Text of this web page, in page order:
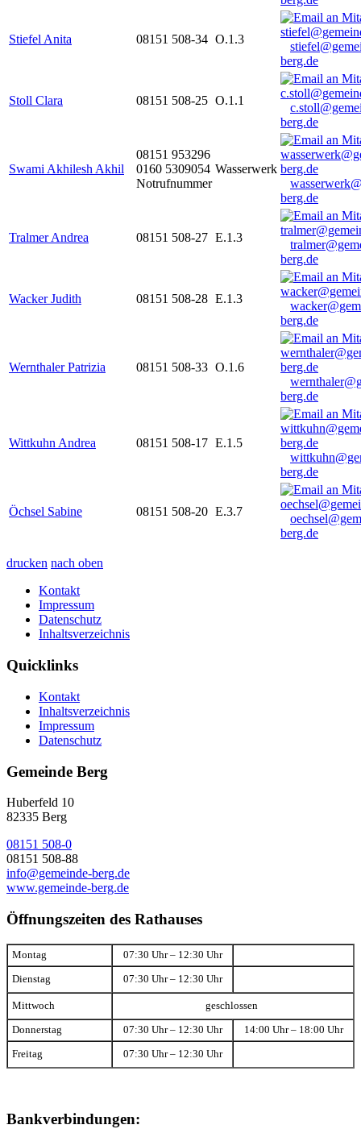
Stiefel Anita 08151 508-34 O.1.3
berg.de
Stoll Clara 08151 508-25 O.1.1
berg.de
Swami Akhilesh Akhil
08151 953296
0160 5309054
Notrufnummer
Wasserwerk
berg.de
Tralmer Andrea 08151 508-27 E.1.3
berg.de
Wacker Judith 08151 508-28 E.1.3
berg.de
Wernthaler Patrizia 08151 508-33 O.1.6
berg.de
Wittkuhn Andrea 08151 508-17 E.1.5
berg.de
Öchsel Sabine 08151 508-20 E.3.7
berg.de
drucken nach oben
Kontakt
Impressum
Datenschutz
Inhaltsverzeichnis
Quicklinks
Kontakt
Inhaltsverzeichnis
Impressum
Datenschutz
Gemeinde Berg
Huberfeld 10
82335 Berg
08151 508-0
08151 508-88
info@gemeinde-berg.de
www.gemeinde-berg.de
Öffnungszeiten des Rathauses
Montag 07:30 Uhr – 12:30 Uhr
Dienstag 07:30 Uhr – 12:30 Uhr
Mittwoch geschlossen
Donnerstag 07:30 Uhr – 12:30 Uhr 14:00 Uhr – 18:00 Uhr
Freitag 07:30 Uhr – 12:30 Uhr
Bankverbindungen: